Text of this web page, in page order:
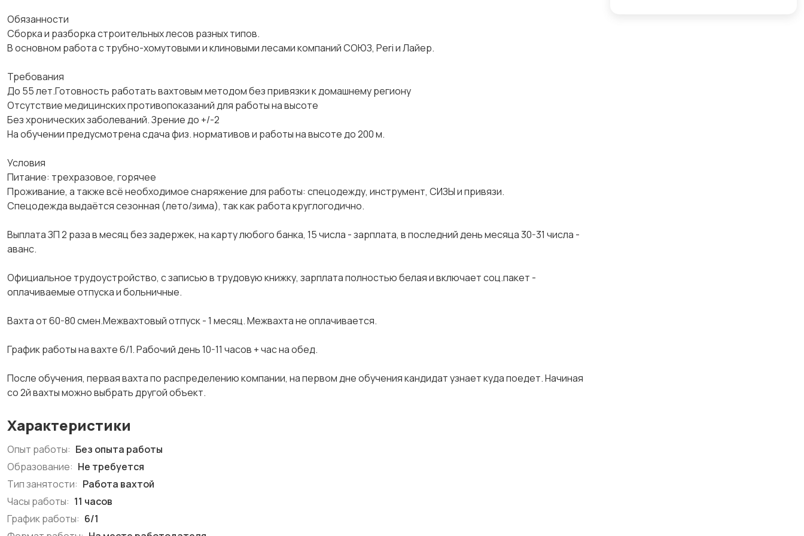
Обязанности
Сборка и разборка строительных лесов разных типов.
В основном работа с трубно-хомутовыми и клиновыми лесами компаний СОЮЗ, Peri и Лайер.
Требования
До 55 лет.Готовность работать вахтовым методом без привязки к домашнему региону
Отсутствие медицинских противопоказаний для работы на высоте
Без хронических заболеваний. Зрение до +/-2
На обучении предусмотрена сдача физ. нормативов и работы на высоте до 200 м.
Условия
Питание: трехразовое, горячее
Проживание, а также всё необходимое снаряжение для работы: спецодежду, инструмент, СИЗЫ и привязи.
Спецодежда выдаётся сезонная (лето/зима), так как работа круглогодично.
Выплата ЗП 2 раза в месяц без задержек, на карту любого банка, 15 числа - зарплата, в последний день месяца 30-31 числа -
аванс.
Официальное трудоустройство, с записью в трудовую книжку, зарплата полностью белая и включает соц.пакет -
оплачиваемые отпуска и больничные.
Вахта от 60-80 смен.Межвахтовый отпуск - 1 месяц. Межвахта не оплачивается.
График работы на вахте 6/1. Рабочий день 10-11 часов + час на обед.
После обучения, первая вахта по распределению компании, на первом дне обучения кандидат узнает куда поедет. Начиная
со 2й вахты можно выбрать другой объект.
Характеристики
Опыт работы: Без опыта работы
Образование: Не требуется
Тип занятости: Работа вахтой
Часы работы: 11 часов
График работы: 6/1